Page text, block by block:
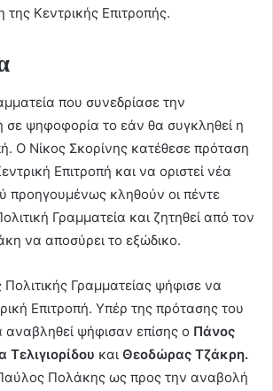
της Κεντρικής Επιτροπής.
που συνεδρίασε την
σε ψηφοφορία το εάν θα συγκληθεί η
Ο Νίκος Σκορίνης κατέθεσε πρόταση
Επιτροπή και να οριστεί νέα
προηγουμένως κληθούν οι πέντε
Γραμματεία και ζητηθεί από τον
να αποσύρει το εξώδικο.
Γραμματείας ψήφισε να
Επιτροπή. Υπέρ της πρότασης του
αναβληθεί ψήφισαν επίσης ο Πάνος
Τελιγιορίδου και Θεοδώρας Τζάκρη.
Πολάκης ως προς την αναβολή